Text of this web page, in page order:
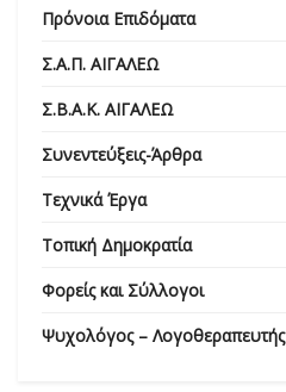
Πρόνοια Επιδόματα
Σ.Α.Π. ΑΙΓΑΛΕΩ
Σ.Β.Α.Κ. ΑΙΓΑΛΕΩ
Συνεντεύξεις-Άρθρα
Τεχνικά Έργα
Τοπική Δημοκρατία
Φορείς και Σύλλογοι
Ψυχολόγος – Λογοθεραπευτής